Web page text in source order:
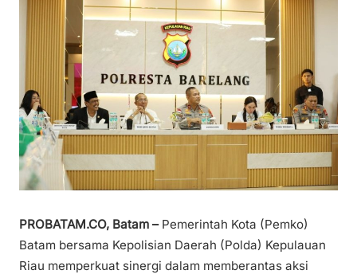
PROBATAM.CO, Batam – Pemerintah Kota (Pemko)
Batam bersama Kepolisian Daerah (Polda) Kepulauan
Riau memperkuat sinergi dalam memberantas aksi